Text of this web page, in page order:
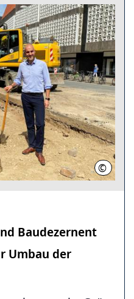
© LHH
Baudezernent
Umbau der